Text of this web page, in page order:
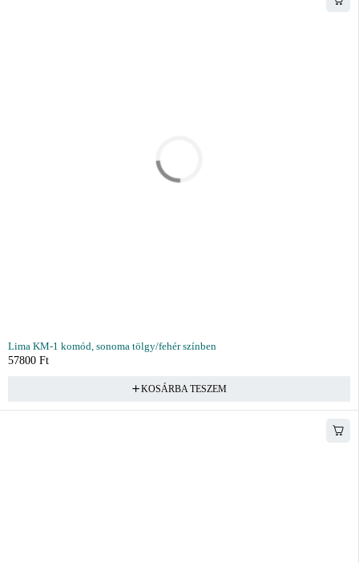
Lima KM-1 komód, sonoma tölgy/fehér színben
57800 Ft
KOSÁRBA TESZEM